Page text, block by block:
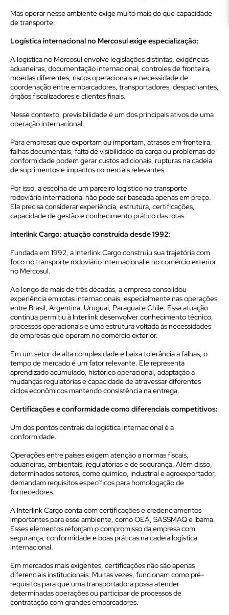
Mas operar nesse ambiente exige muito mais do que capacidade
de transporte.
Logística internacional no Mercosul exige especialização:
A logística no Mercosul envolve legislações distintas, exigências
aduaneiras, documentação internacional, controles de fronteira,
moedas diferentes, riscos operacionais e necessidade de
coordenação entre embarcadores, transportadores, despachantes,
órgãos fiscalizadores e clientes finais.
Nesse contexto, previsibilidade é um dos principais ativos de uma
operação internacional.
Para empresas que exportam ou importam, atrasos em fronteira,
falhas documentais, falta de visibilidade da carga ou problemas de
conformidade podem gerar custos adicionais, rupturas na cadeia
de suprimentos e impactos comerciais relevantes.
Por isso, a escolha de um parceiro logístico no transporte
rodoviário internacional não pode ser baseada apenas em preço.
Ela precisa considerar experiência, estrutura, certificações,
capacidade de gestão e conhecimento prático das rotas.
Interlink Cargo: atuação construída desde 1992:
Fundada em 1992, a Interlink Cargo construiu sua trajetória com
foco no transporte rodoviário internacional e no comércio exterior
no Mercosul.
Ao longo de mais de três décadas, a empresa consolidou
experiência em rotas internacionais, especialmente nas operações
entre Brasil, Argentina, Uruguai, Paraguai e Chile. Essa atuação
contínua permitiu à Interlink desenvolver conhecimento técnico,
processos operacionais e uma estrutura voltada às necessidades
de empresas que operam no comércio exterior.
Em um setor de alta complexidade e baixa tolerância a falhas, o
tempo de mercado é um fator relevante. Ele representa
aprendizado acumulado, histórico operacional, adaptação a
mudanças regulatórias e capacidade de atravessar diferentes
ciclos econômicos mantendo consistência na entrega.
Certificações e conformidade como diferenciais competitivos:
Um dos pontos centrais da logística internacional é a
conformidade.
Operações entre países exigem atenção a normas fiscais,
aduaneiras, ambientais, regulatórias e de segurança. Além disso,
determinados setores, como químico, industrial e agroexportador,
demandam requisitos específicos para homologação de
fornecedores.
A Interlink Cargo conta com certificações e credenciamentos
importantes para esse ambiente, como OEA, SASSMAQ e Ibama.
Esses elementos reforçam o compromisso da empresa com
segurança, conformidade e boas práticas na cadeia logística
internacional.
Em mercados mais exigentes, certificações não são apenas
diferenciais institucionais. Muitas vezes, funcionam como pré-
requisitos para que uma transportadora possa atender
determinadas operações ou participar de processos de
contratação com grandes embarcadores.